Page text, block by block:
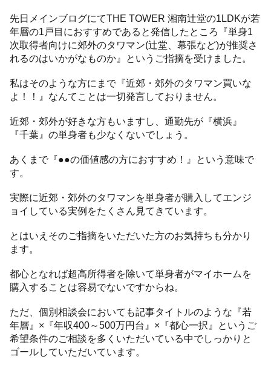
先日メインブログにてTHE TOWER 湘南辻堂の1LDKが若
年層の1戸目におすすめであると発信したところ『単身1
次取得者向けに郊外のタワマン(辻堂、幕張など)が推奨さ
れるのはいかがなものか』というご指摘を受けました。
私はそのような方にまで『近郊・郊外のタワマン買いな
よ！！』なんてことは一切発言しておりません。
近郊・郊外が好きな方もいますし、通勤先が『横浜』
『千葉』の単身者も少なくないでしょう。
あくまで『●●の価値感の方におすすめ！』という意味で
す。
実際に近郊・郊外のタワマンを単身者が購入してエンジ
ョイしている実例をたくさん見てきています。
とはいえそのご指摘をいただいた方のお気持ちも分かり
ます。
都心となれば超高所得者を除いて単身者がマイホームを
購入することは容易でないですからね。
ただ、個別相談会においても記事タイトルのような『若
年層』×『年収400～500万円台』×『都心一択』というご
希望条件のご相談を多くいただいている中でしっかりと
ゴールしていただいています。